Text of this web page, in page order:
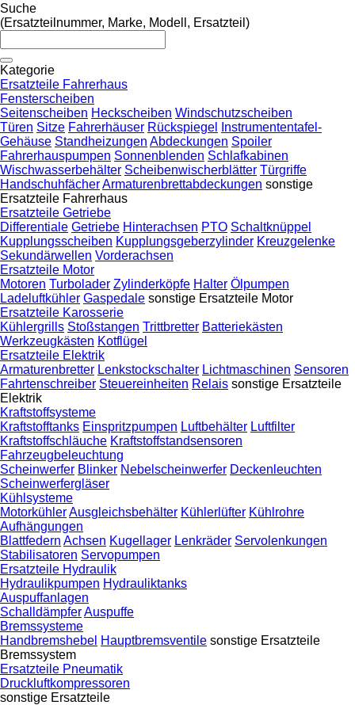
Suche
(Ersatzteilnummer, Marke, Modell, Ersatzteil)
Kategorie
Ersatzteile Fahrerhaus
Fensterscheiben
Seitenscheiben Heckscheiben Windschutzscheiben
Türen Sitze Fahrerhäuser Rückspiegel
Instrumententafel-
Gehäuse Standheizungen Abdeckungen Spoiler
Fahrerhauspumpen Sonnenblenden Schlafkabinen
Wischwasserbehälter Scheibenwischerblätter Türgriffe
HandschuhfächerArmaturenbrettabdeckungen sonstige
Ersatzteile Fahrerhaus
Ersatzteile Getriebe
Differentiale Getriebe Hinterachsen PTO Schaltknüppel
Kupplungsscheiben Kupplungsgeberzylinder Kreuzgelenke
Sekundärwellen Vorderachsen
Ersatzteile Motor
Motoren Turbolader Zylinderköpfe Halter Ölpumpen
Ladeluftkühler Gaspedale sonstige Ersatzteile Motor
Ersatzteile Karosserie
Kühlergrills Stoßstangen Trittbretter Batteriekästen
Werkzeugkästen Kotflügel
Ersatzteile Elektrik
Armaturenbretter Lenkstockschalter Lichtmaschinen Sensoren
Fahrtenschreiber Steuereinheiten Relais sonstige Ersatzteile
Elektrik
Kraftstoffsysteme
Kraftstofftanks Einspritzpumpen Luftbehälter Luftfilter
Kraftstoffschläuche Kraftstoffstandsensoren
Fahrzeugbeleuchtung
Scheinwerfer Blinker Nebelscheinwerfer Deckenleuchten
Scheinwerfergläser
Kühlsysteme
MotorkühlerAusgleichsbehälter Kühlerlüfter Kühlrohre
Aufhängungen
Blattfedern Achsen Kugellager Lenkräder Servolenkungen
Stabilisatoren Servopumpen
Ersatzteile Hydraulik
Hydraulikpumpen Hydrauliktanks
Auspuffanlagen
SchalldämpferAuspuffe
Bremssysteme
Handbremshebel Hauptbremsventile sonstige Ersatzteile
Bremssystem
Ersatzteile Pneumatik
Druckluftkompressoren
sonstige Ersatzteile